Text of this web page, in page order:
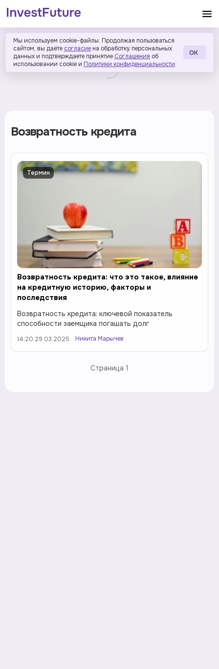
Мы используем cookie-файлы. Продолжая пользоваться
сайтом, вы даёте согласие на обработку персональных
данных и подтверждаете принятие Соглашения об
использовании cookie и Политики конфиденциальности.
ОК
Возвратность кредита
Термин
Возвратность кредита: что это такое, влияние
на кредитную историю, факторы и
последствия
Возвратность кредита: ключевой показатель
способности заемщика погашать долг
14:20 29.03.2025 Никита Марычев
Страница 1